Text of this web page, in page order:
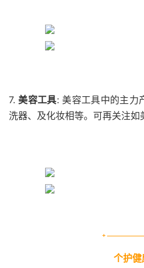
7. 美容工具: 美容工具中的主力
洗器、及化妆相等。可再关注如
个护健